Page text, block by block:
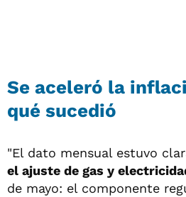
Se aceleró la
qué sucedió
"El dato mensual estuvo
el ajuste de gas y
de mayo: el componente